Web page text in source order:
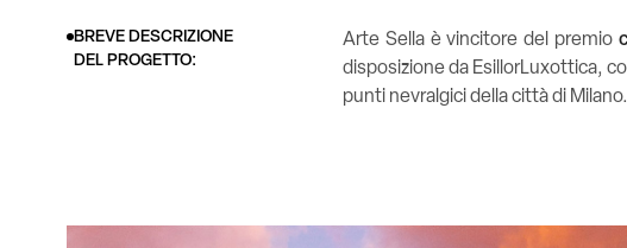
BREVE DESCRIZIONE
DEL PROGETTO:
Arte Sella è vincitore del premio
disposizione da EsillorLuxottica,
punti nevralgici della città di Milano.